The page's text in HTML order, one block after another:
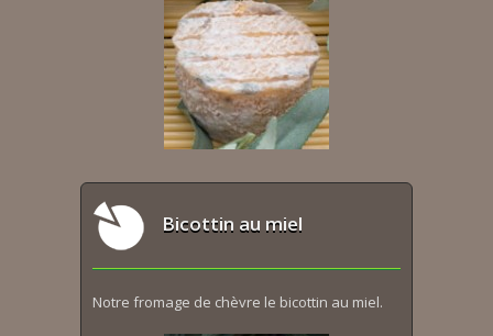
Bicottin au miel
Notre fromage de chèvre le bicottin au miel.